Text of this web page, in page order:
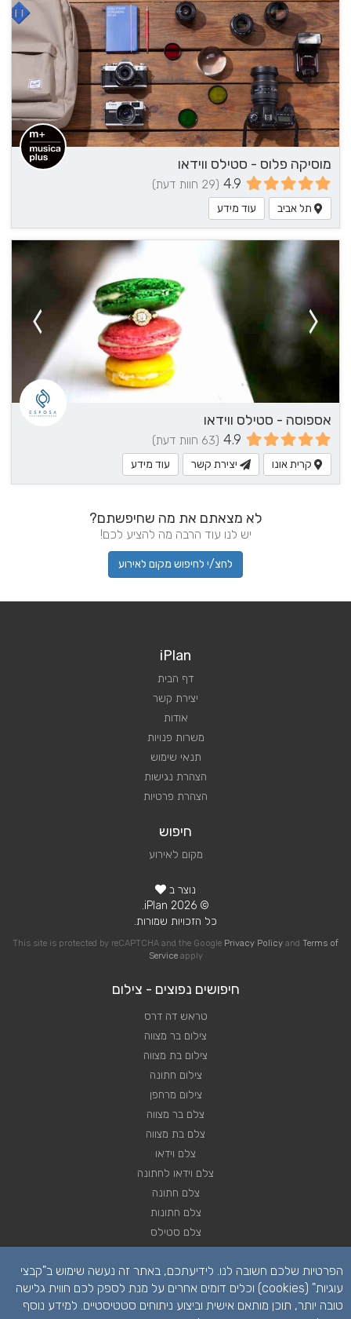
מוסיקה פלוס - סטילס ווידאו
4.9 (29 חוות דעת)
תל אביב עוד מידע
אספוסה - סטילס ווידאו
4.9 (63 חוות דעת)
קרית אונו יצירת קשר עוד מידע
לא מצאתם את מה שחיפשתם?
יש לנו עוד הרבה מה להציע לכם!
לחצ/י לחיפוש מקום לאירוע
iPlan
דף הבית
יצירת קשר
אודות
משרות פנויות
תנאי שימוש
הצהרת נגישות
הצהרת פרטיות
חיפוש
מקום לאירוע
נוצר ב
© 2026 iPlan.
כל הזכויות שמורות.
This site is protected by reCAPTCHA and the Google Privacy Policy and Terms of
Serviceapply
חיפושים נפוצים - צילום
טראש דה דרס
צילום בר מצווה
צילום בת מצווה
צילום חתונה
צילום מרחפן
צלם בר מצווה
צלם בת מצווה
צלם וידאו
צלם וידאו לחתונה
צלם חתונה
צלם חתונות
צלם סטילס
רחפן לחתונה
הפרטיות שלכם חשובה לנו. לידיעתכם, באתר זה נעשה שימוש ב"קבצי
עוגיות" (cookies) וכלים דומים אחרים על מנת לספק לכם חווית גלישה
טובה יותר, תוכן מותאם אישית וביצוע ניתוחים סטטיסטיים. למידע נוסף